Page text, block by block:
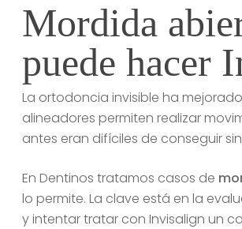
Mordida
puede hacer
La ortodoncia invisible ha
alineadores permiten realizar
antes eran difíciles de conseguir
En Dentinos tratamos casos de
lo permite. La clave está en la
y intentar tratar con Invisalign un